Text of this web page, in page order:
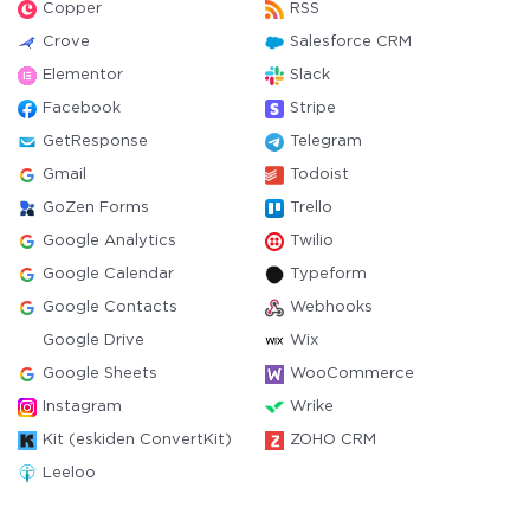
Copper RSS
Crove Salesforce CRM
Elementor Slack
Facebook Stripe
GetResponse Telegram
Gmail Todoist
GoZen Forms Trello
Google Analytics Twilio
Google Calendar Typeform
Google Contacts Webhooks
Google Drive Wix
Google Sheets WooCommerce
Instagram Wrike
Kit (eskiden ConvertKit) ZOHO CRM
Leeloo